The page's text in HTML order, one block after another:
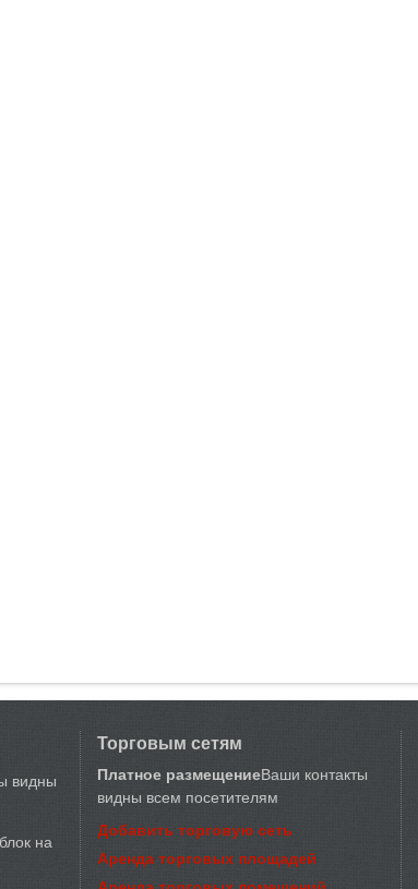
видны
на
Торговым сетям
Платное размещениеВаши контакты
видны всем посетителям
Добавить торговую сеть
Аренда торговых площадей